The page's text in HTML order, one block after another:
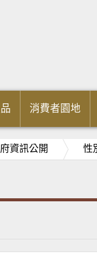
消費者園地
資訊公開 性